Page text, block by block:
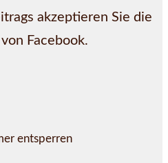
akzeptieren Sie die
Facebook.
entsperren